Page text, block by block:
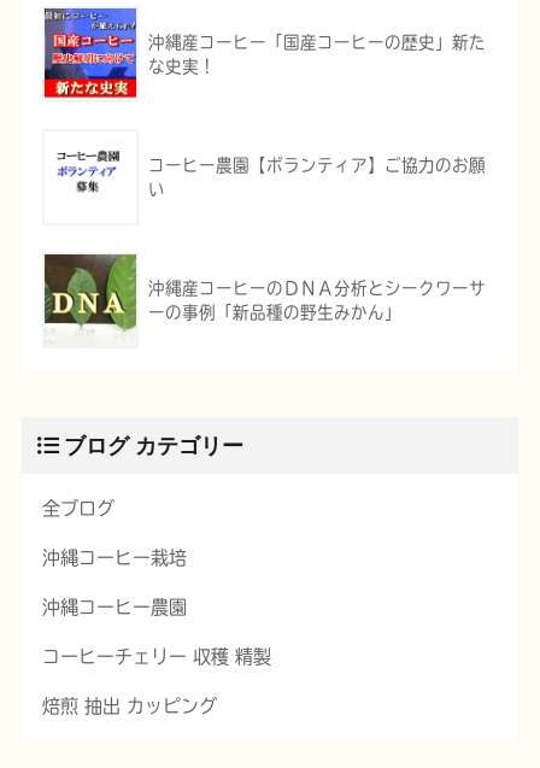
沖縄産コーヒー「国産コーヒーの歴史」新た
な史実！
コーヒー農園【ボランティア】ご協力のお願
い
沖縄産コーヒーのＤＮＡ分析とシークワーサ
ーの事例「新品種の野生みかん」
ブログ カテゴリー
全ブログ
沖縄コーヒー栽培
沖縄コーヒー農園
コーヒーチェリー 収穫 精製
焙煎 抽出 カッピング